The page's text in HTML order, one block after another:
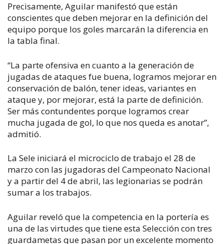
Precisamente, Aguilar manifestó que están
conscientes que deben mejorar en la definición del
equipo porque los goles marcarán la diferencia en
la tabla final.
“La parte ofensiva en cuanto a la generación de
jugadas de ataques fue buena, logramos mejorar en
conservación de balón, tener ideas, variantes en
ataque y, por mejorar, está la parte de definición.
Ser más contundentes porque logramos crear
mucha jugada de gol, lo que nos queda es anotar”,
admitió.
La Sele iniciará el microciclo de trabajo el 28 de
marzo con las jugadoras del Campeonato Nacional
y a partir del 4 de abril, las legionarias se podrán
sumar a los trabajos.
Aguilar reveló que la competencia en la portería es
una de las virtudes que tiene esta Selección con tres
guardametas que pasan por un excelente momento